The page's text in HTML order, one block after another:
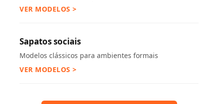
VER MODELOS >
Sapatos sociais
Modelos clássicos para ambientes formais
VER MODELOS >